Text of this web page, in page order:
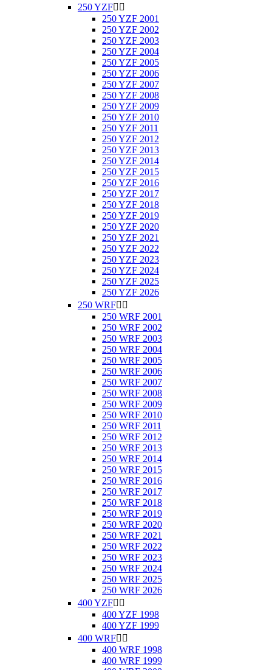
250 YZF 
250 YZF 2001
250 YZF 2002
250 YZF 2003
250 YZF 2004
250 YZF 2005
250 YZF 2006
250 YZF 2007
250 YZF 2008
250 YZF 2009
250 YZF 2010
250 YZF 2011
250 YZF 2012
250 YZF 2013
250 YZF 2014
250 YZF 2015
250 YZF 2016
250 YZF 2017
250 YZF 2018
250 YZF 2019
250 YZF 2020
250 YZF 2021
250 YZF 2022
250 YZF 2023
250 YZF 2024
250 YZF 2025
250 YZF 2026
250 WRF 
250 WRF 2001
250 WRF 2002
250 WRF 2003
250 WRF 2004
250 WRF 2005
250 WRF 2006
250 WRF 2007
250 WRF 2008
250 WRF 2009
250 WRF 2010
250 WRF 2011
250 WRF 2012
250 WRF 2013
250 WRF 2014
250 WRF 2015
250 WRF 2016
250 WRF 2017
250 WRF 2018
250 WRF 2019
250 WRF 2020
250 WRF 2021
250 WRF 2022
250 WRF 2023
250 WRF 2024
250 WRF 2025
250 WRF 2026
400 YZF 
400 YZF 1998
400 YZF 1999
400 WRF 
400 WRF 1998
400 WRF 1999